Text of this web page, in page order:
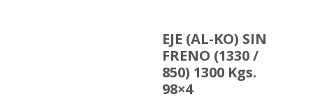
EJE (AL-KO) SIN
FRENO (1330 /
850) 1300 Kgs.
98×4